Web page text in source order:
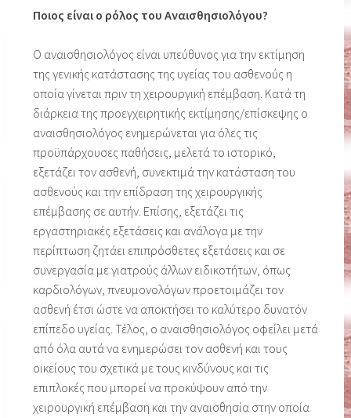
Ποιος είναι ο ρόλος του Αναισθησιολόγου?
Ο αναισθησιολόγος είναι υπεύθυνος για την εκτίμηση
της γενικής κατάστασης της υγείας του ασθενούς η
οποία γίνεται πριν τη χειρουργική επέμβαση. Κατά τη
διάρκεια της προεγχειρητικής εκτίμησης/επίσκεψης ο
αναισθησιολόγος ενημερώνεται για όλες τις
προϋπάρχουσες παθήσεις, μελετά το ιστορικό,
εξετάζει τον ασθενή, συνεκτιμά την κατάσταση του
ασθενούς και την επίδραση της χειρουργικής
επέμβασης σε αυτήν. Επίσης, εξετάζει τις
εργαστηριακές εξετάσεις και ανάλογα με την
περίπτωση ζητάει επιπρόσθετες εξετάσεις και σε
συνεργασία με γιατρούς άλλων ειδικοτήτων, όπως
καρδιολόγων, πνευμονολόγων προετοιμάζει τον
ασθενή έτσι ώστε να αποκτήσει το καλύτερο δυνατόν
επίπεδο υγείας. Τέλος, ο αναισθησιολόγος οφείλει μετά
από όλα αυτά να ενημερώσει τον ασθενή και τους
οικείους του σχετικά με τους κινδύνους και τις
επιπλοκές που μπορεί να προκύψουν από την
χειρουργική επέμβαση και την αναισθησία στην οποία